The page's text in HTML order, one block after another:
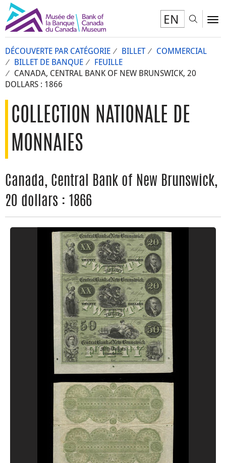
EN
DÉCOUVERTE PAR CATÉGORIE BILLET
COMMERCIAL
BILLET DE BANQUE
FEUILLE
CANADA, CENTRAL BANK OF NEW BRUNSWICK, 20
DOLLARS : 1866
COLLECTION NATIONALE DE
MONNAIES
Canada, Central Bank of New Brunswick,
20 dollars : 1866